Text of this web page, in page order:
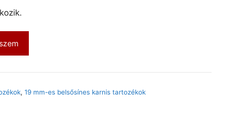
, 19 mm-es belsősínes karnis tartozékok